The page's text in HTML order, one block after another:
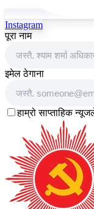
Instagram
पूरा नाम
इमेल ठेगाना
हाम्रो साप्ताहिक